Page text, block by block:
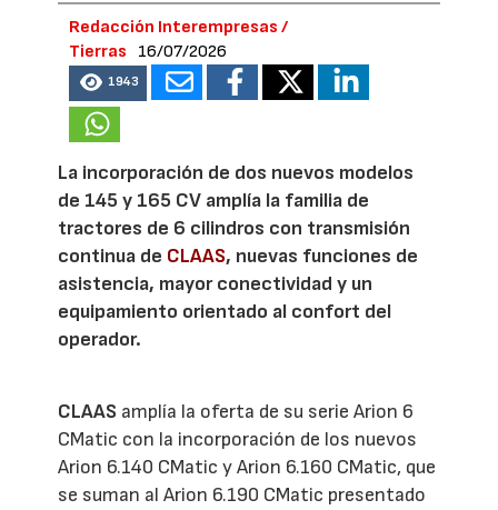
Redacción Interempresas /
Tierras
16/07/2026
1943
La incorporación de dos nuevos modelos
de 145 y 165 CV amplía la familia de
tractores de 6 cilindros con transmisión
continua de CLAAS, nuevas funciones de
asistencia, mayor conectividad y un
equipamiento orientado al confort del
operador.
CLAAS amplía la oferta de su serie Arion 6
CMatic con la incorporación de los nuevos
Arion 6.140 CMatic y Arion 6.160 CMatic, que
se suman al Arion 6.190 CMatic presentado